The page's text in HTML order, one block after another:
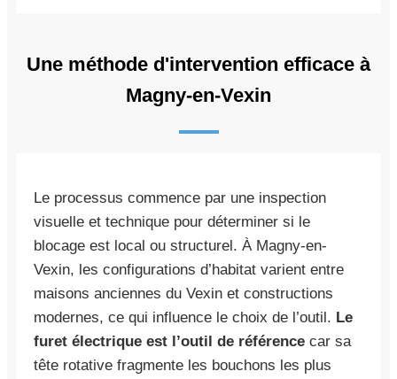
Une méthode d'intervention efficace à
Magny-en-Vexin
Le processus commence par une inspection
visuelle et technique pour déterminer si le
blocage est local ou structurel. À Magny-en-
Vexin, les configurations d’habitat varient entre
maisons anciennes du Vexin et constructions
modernes, ce qui influence le choix de l’outil. Le
furet électrique est l’outil de référence car sa
tête rotative fragmente les bouchons les plus